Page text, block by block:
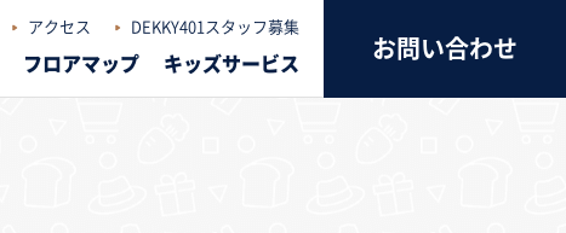
アクセス DEKKY401スタッフ募集
フロアマップ キッズサービス
お問い合わせ